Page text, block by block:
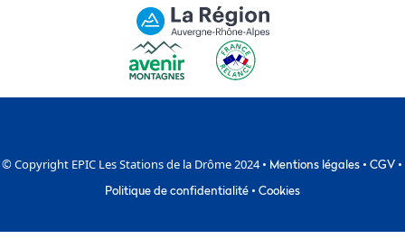
© Copyright EPIC Les Stations de la Drôme 2024 • Mentions légales •CGV •
Politique de confidentialité • Cookies